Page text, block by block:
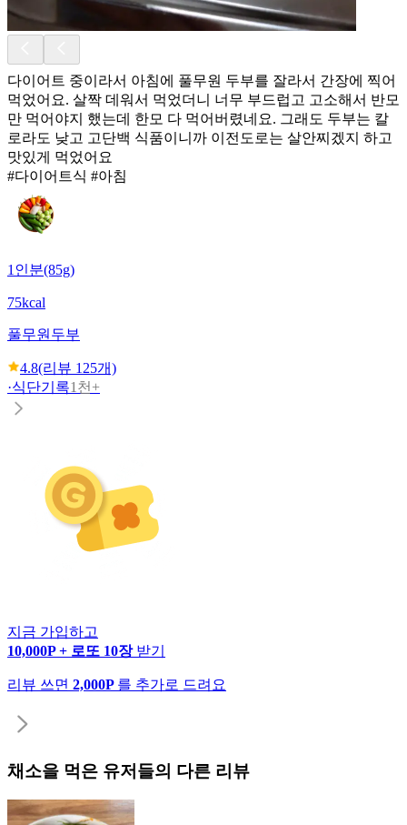
다이어트 중이라서 아침에 풀무원 두부를 잘라서 간장에 찍어
먹었어요. 살짝 데워서 먹었더니 너무 부드럽고 고소해서 반모
만 먹어야지 했는데 한모 다 먹어버렸네요. 그래도 두부는 칼
로라도 낮고 고단백 식품이니까 이전도로는 살안찌겠지 하고
맛있게 먹었어요
#다이어트식 #아침
1인분(85g)
75kcal
풀무원 두부
4.8(리뷰 125개)
·식단기록1천+
지금 가입하고
10,000P + 로또 10장 받기
리뷰 쓰면 2,000P 를 추가로 드려요
채소을 먹은 유저들의 다른 리뷰